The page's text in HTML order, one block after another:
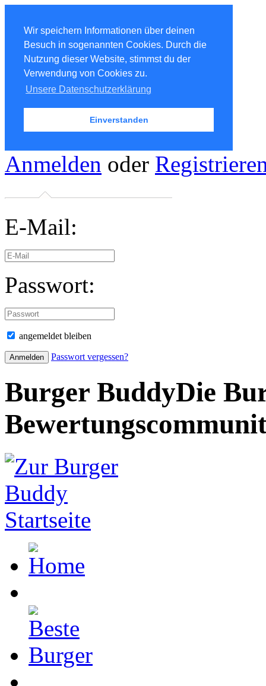
Wir speichern Informationen über deinen
Besuch in sogenannten Cookies. Durch die
Nutzung dieser Website, stimmst du der
Verwendung von Cookies zu.
Unsere Datenschutzerklärung
Einverstanden
Anmelden oder
E-Mail:
Passwort:
angemeldet bleiben
Passwort vergessen?
Burger BuddyDie